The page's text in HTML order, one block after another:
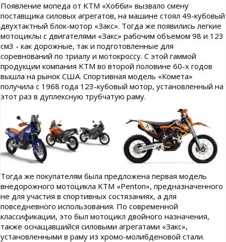
Появление мопеда от KTM «Хобби» вызвало смену
поставщика силовых агрегатов, на машине стоял 49-кубовый
двухтактный блок-мотор «Закс». Тогда же появились легкие
мотоциклы с двигателями «Закс» рабочим объемом 98 и 123
см3 - как дорожные, так и подготовленные для
соревнований по триалу и мотокроссу. С этой гаммой
продукции компания KTM во второй половине 60-х годов
вышла на рынок США. Спортивная модель «Комета»
получила с 1968 года 123-кубовый мотор, установленный на
этот раз в дуплексную трубчатую раму.
Тогда же покупателям была предложена первая модель
внедорожного мотоцикла KTM «Penton», предназначенного
не для участия в спортивных состязаниях, а для
повседневного использования. По современной
классификации, это был мотоцикл двойного назначения,
также оснащавшийся силовыми агрегатами «Закс»,
установленными в раму из хромо-молибденовой стали.